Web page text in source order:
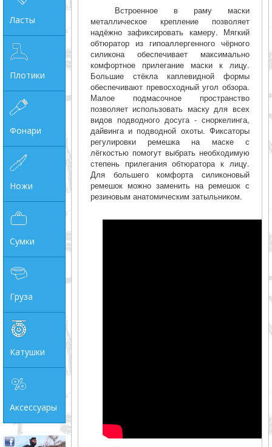
грн
Ласты
Плотики
Фонари
Ножи
Сумки
Груза
Катушки
Аксессуары
Встроенное в раму маски
металлическое крепление позволяет
надёжно зафиксировать камеру. Мягкий
обтюратор из гипоаллергенного чёрного
силикона обеспечивает максимально
комфортное прилегание маски к лицу.
Большие стёкла каплевидной формы
обеспечивают превосходный угол обзора.
Малое подмасочное пространство
позволяет использовать маску для всех
видов подводного досуга - сноркелинга,
дайвинга и подводной охоты. Фиксаторы
регулировки ремешка на маске с
лёгкостью помогут выбрать необходимую
степень прилегания обтюратора к лицу.
Для большего комфорта силиконовый
ремешок можно заменить на ремешок с
резиновым анатомическим затыльником.